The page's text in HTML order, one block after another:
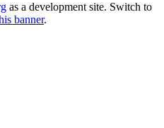
as a development site. Switch to
banner.